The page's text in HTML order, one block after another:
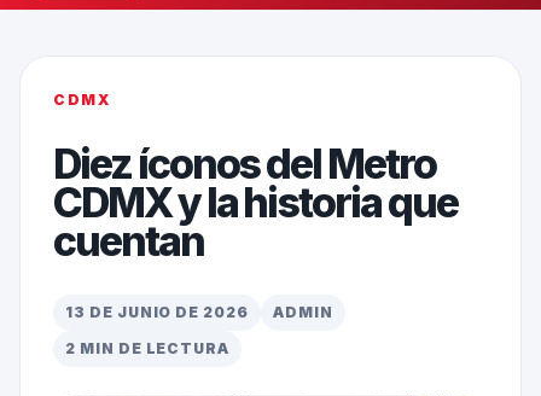
CDMX
Diez íconos del Metro
CDMX y la historia que
cuentan
13 DE JUNIO DE 2026
ADMIN
2 MIN DE LECTURA